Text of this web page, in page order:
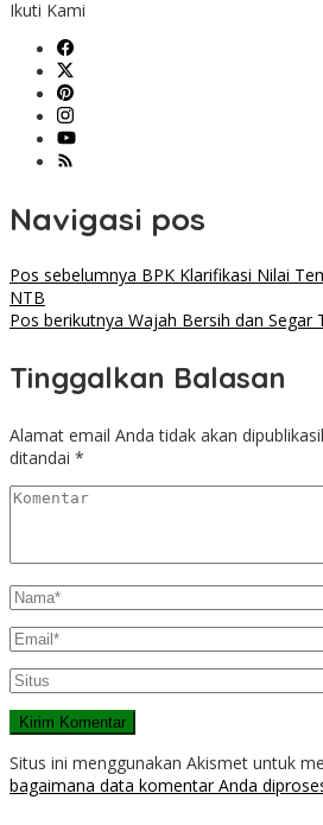
Ikuti Kami
Navigasi pos
Pos sebelumnya BPK Klarifikasi Nilai
NTB
Pos berikutnya Wajah Bersih dan Segar
Tinggalkan Balasan
Alamat email Anda tidak akan
ditandai *
Situs ini menggunakan Akismet untuk
bagaimana data komentar Anda